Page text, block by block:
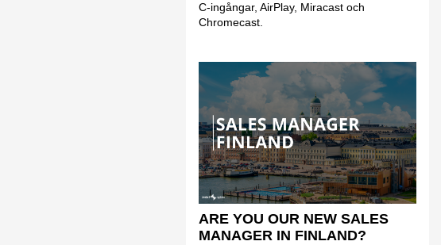
C-ingångar, AirPlay, Miracast och
Chromecast.
ARE YOU OUR NEW SALES
MANAGER IN FINLAND?